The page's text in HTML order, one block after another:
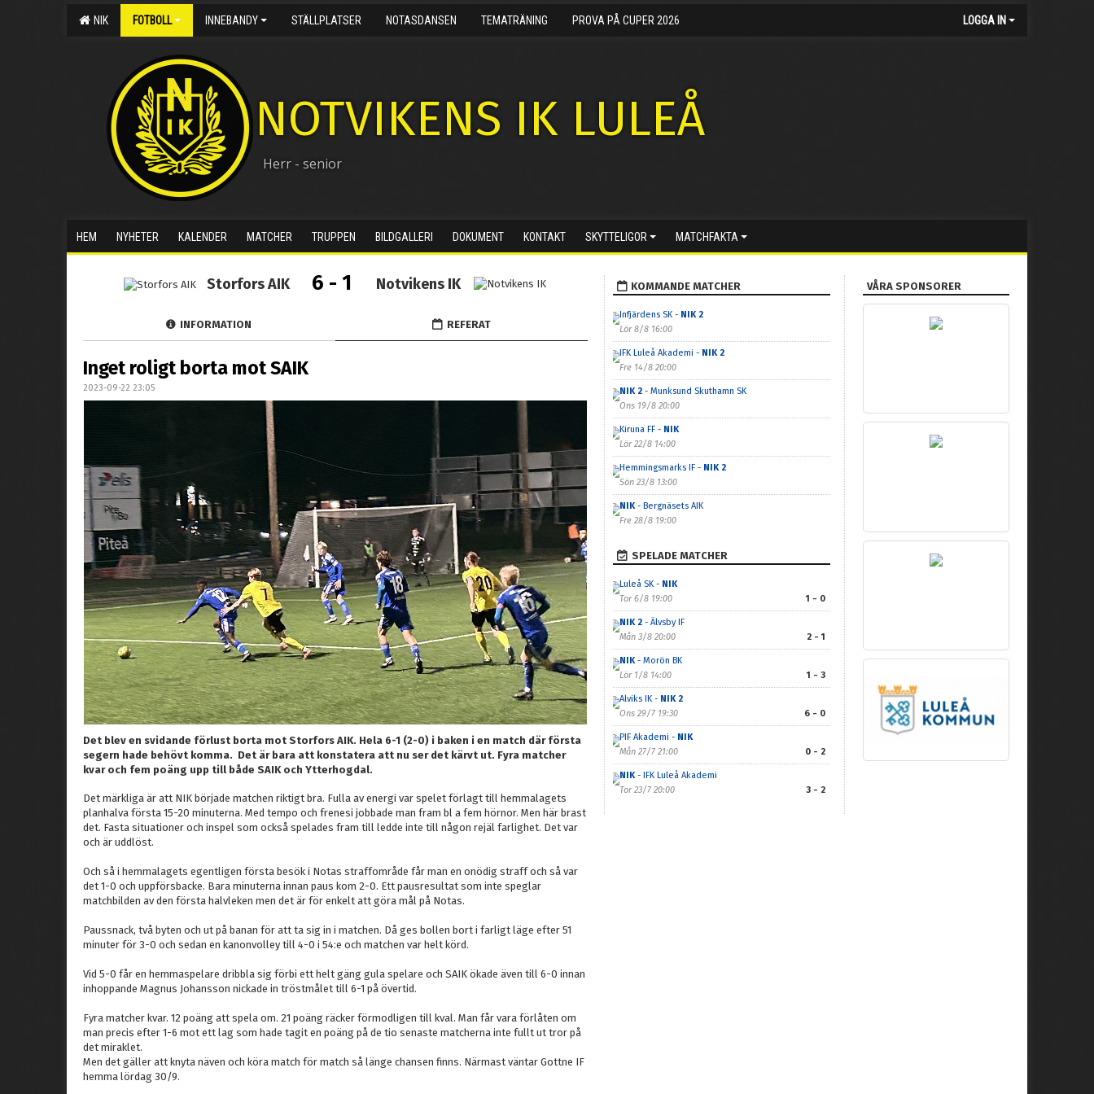
NIK FOTBOLL INNEBANDY STÄLLPLATSER NOTASDANSEN TEMATRÄNING PROVA PÅ CUPER 2026 LOGGA IN
NOTVIKENS IK LULEÅ
Herr - senior
HEM NYHETER KALENDER MATCHER TRUPPEN BILDGALLERI DOKUMENT KONTAKT SKYTTELIGOR MATCHFAKTA
Storfors AIK 6 - 1 Notvikens IK
INFORMATION REFERAT
Inget roligt borta mot SAIK
2023-09-22 23:05
Det blev en svidande förlust borta mot Storfors AIK. Hela 6-1 (2-0) i baken i en match där första
segern hade behövt komma. Det är bara att konstatera att nu ser det kärvt ut. Fyra matcher
kvar och fem poäng upp till både SAIK och Ytterhogdal.
Det märkliga är att NIK började matchen riktigt bra. Fulla av energi var spelet förlagt till hemmalagets
planhalva första 15-20 minuterna. Med tempo och frenesi jobbade man fram bl a fem hörnor. Men här brast
det. Fasta situationer och inspel som också spelades fram till ledde inte till någon rejäl farlighet. Det var
och är uddlöst.
Och så i hemmalagets egentligen första besök i Notas straffområde får man en onödig straff och så var
det 1-0 och uppförsbacke. Bara minuterna innan paus kom 2-0. Ett pausresultat som inte speglar
matchbilden av den första halvleken men det är för enkelt att göra mål på Notas.
Paussnack, två byten och ut på banan för att ta sig in i matchen. Då ges bollen bort i farligt läge efter 51
minuter för 3-0 och sedan en kanonvolley till 4-0 i 54:e och matchen var helt körd.
Vid 5-0 får en hemmaspelare dribbla sig förbi ett helt gäng gula spelare och SAIK ökade även till 6-0 innan
inhoppande Magnus Johansson nickade in tröstmålet till 6-1 på övertid.
Fyra matcher kvar. 12 poäng att spela om. 21 poäng räcker förmodligen till kval. Man får vara förlåten om
man precis efter 1-6 mot ett lag som hade tagit en poäng på de tio senaste matcherna inte fullt ut tror på
det miraklet.
Men det gäller att knyta näven och köra match för match så länge chansen finns. Närmast väntar Gottne IF
hemma lördag 30/9.
KOMMANDE MATCHER
Infjärdens SK - NIK 2
Lör 8/8 16:00
IFK Luleå Akademi - NIK 2
Fre 14/8 20:00
NIK 2- Munksund Skuthamn SK
Ons 19/8 20:00
Kiruna FF - NIK
Lör 22/8 14:00
Hemmingsmarks IF - NIK 2
Sön 23/8 13:00
NIK- Bergnäsets AIK
Fre 28/8 19:00
SPELADE MATCHER
Luleå SK - NIK
Tor 6/8 19:00
1 - 0
NIK 2- Älvsby IF
Mån 3/8 20:00
2 - 1
NIK- Morön BK
Lör 1/8 14:00
1 - 3
Alviks IK - NIK 2
Ons 29/7 19:30
6 - 0
PIF Akademi - NIK
Mån 27/7 21:00
0 - 2
NIK- IFK Luleå Akademi
Tor 23/7 20:00
3 - 2
VÅRA SPONSORER